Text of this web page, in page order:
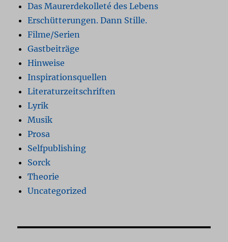
Das Maurerdekolleté des Lebens
Erschütterungen. Dann Stille.
Filme/Serien
Gastbeiträge
Hinweise
Inspirationsquellen
Literaturzeitschriften
Lyrik
Musik
Prosa
Selfpublishing
Sorck
Theorie
Uncategorized